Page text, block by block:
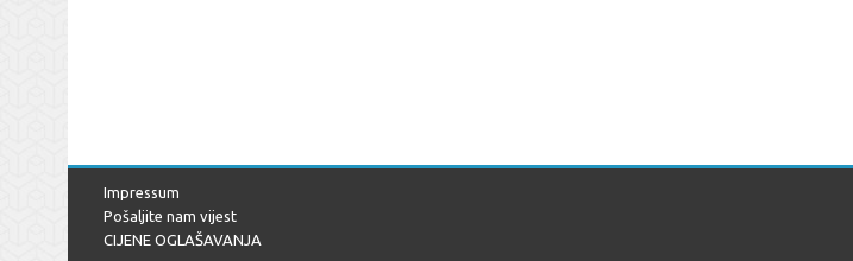
Impressum
Pošaljite nam vijest
CIJENE OGLAŠAVANJA